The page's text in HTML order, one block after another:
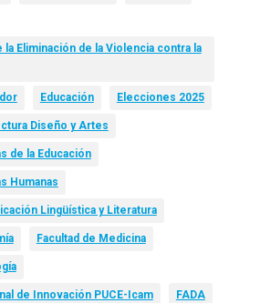
la Eliminación de la Violencia contra la
Educación Elecciones 2025
Diseño y Artes
de la Educación
Humanas
Lingüística y Literatura
Facultad de Medicina
de Innovación PUCE-Icam FADA